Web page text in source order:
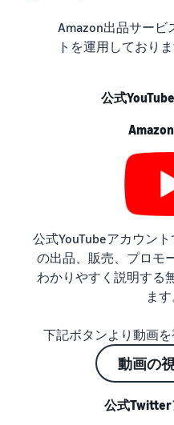
Amazon出品サービ
トを運用しておりま
公式
公式YouTubeアカウン
の出品、販売、プロモ
わかりやすく説明する
ます
下記ボタンより動画を
動画の
公式Twitter